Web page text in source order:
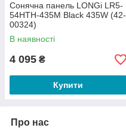
Сонячна панель LONGi LR5-
54HTH-435M Black 435W (42-
00324)
В наявності
4 095 ₴
Купити
Про нас